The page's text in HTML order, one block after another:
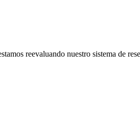
reevaluando nuestro sistema de